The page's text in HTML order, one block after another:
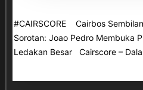
#CAIRSCORE Cairbos
Sorotan: Joao Pedro Membuka
Ledakan Besar Cairscore –